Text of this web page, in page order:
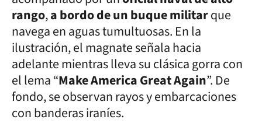
rango,a bordo de un buque militarque
navega en aguas tumultuosas. En la
ilustración, el magnate señala hacia
adelante mientras lleva su clásica gorra con
el lema “Make America Great Again”. De
fondo, se observan rayos y embarcaciones
con banderas iraníes.